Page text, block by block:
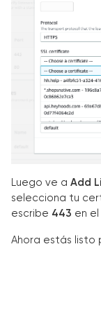
Luego ve a Add
selecciona tu
escribe 443 en
Ahora estás listo